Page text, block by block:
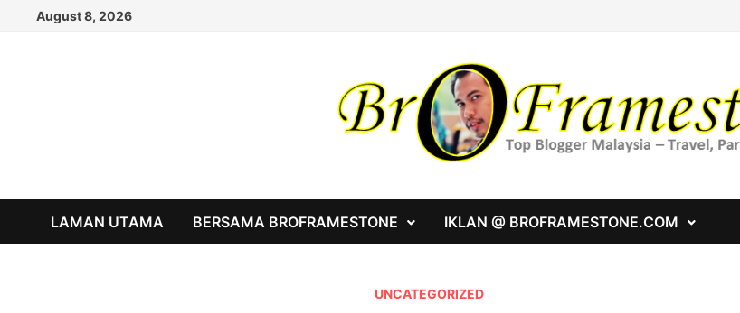
August 8, 2026
LAMAN UTAMA BERSAMA BROFRAMESTONE IKLAN @ BROFRAMESTONE.COM
UNCATEGORIZED